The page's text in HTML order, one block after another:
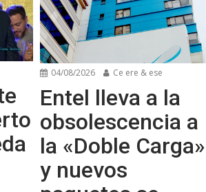
04/08/2026 Ce ere & ese
Entel lleva a la
obsolescencia a
la «Doble Carga»
y nuevos